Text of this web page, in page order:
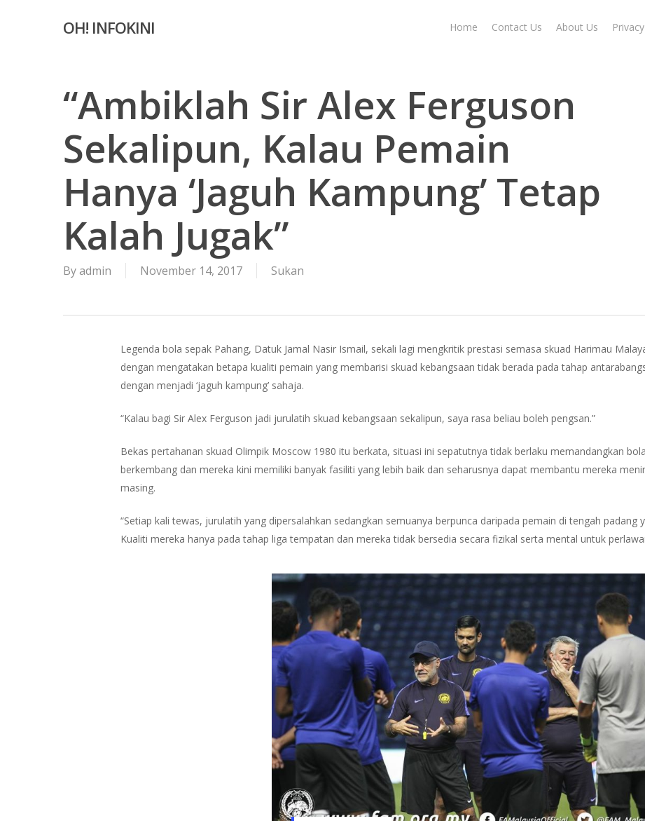
Hit enter to search or ESC to close
OH! INFOKINI Home Contact Us About Us
“Ambiklah Sir Alex Ferguson
Sekalipun, Kalau Pemain
Hanya ‘Jaguh Kampung’ Tetap
Kalah Jugak”
Byadmin November 14, 2017 Sukan
Legenda bola sepak Pahang, Datuk Jamal Nasir Ismail, sekali lagi mengkritik prestasi semasa skuad Harimau
dengan mengatakan betapa kualiti pemain yang membarisi skuad kebangsaan tidak berada pada tahap
dengan menjadi ‘jaguh kampung’ sahaja.
“Kalau bagi Sir Alex Ferguson jadi jurulatih skuad kebangsaan sekalipun, saya rasa beliau boleh pengsan.”
Bekas pertahanan skuad Olimpik Moscow 1980 itu berkata, situasi ini sepatutnya tidak berlaku memandangkan
berkembang dan mereka kini memiliki banyak fasiliti yang lebih baik dan seharusnya dapat membantu mereka
masing.
“Setiap kali tewas, jurulatih yang dipersalahkan sedangkan semuanya berpunca daripada pemain di tengah padang
Kualiti mereka hanya pada tahap liga tempatan dan mereka tidak bersedia secara fizikal serta mental untuk